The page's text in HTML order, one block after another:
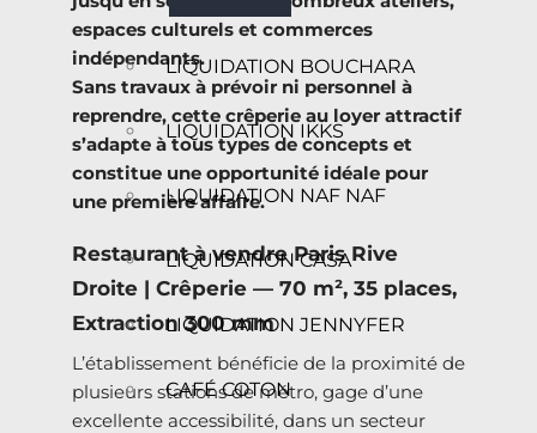
LIQUIDATION BOUCHARA
LIQUIDATION IKKS
LIQUIDATION NAF NAF
LIQUIDATION CASA
LIQUIDATION JENNYFER
CAFÉ COTON
espaces culturels et commerces
indépendants.
Sans travaux à prévoir ni personnel à
reprendre, cette crêperie au loyer attractif
s’adapte à tous types de concepts et
constitue une opportunité idéale pour
une première affaire.
Restaurant à vendre Paris Rive
Droite | Crêperie — 70 m², 35 places,
Extraction 300 mm
L’établissement bénéficie de la proximité de
plusieurs stations de métro, gage d’une
excellente accessibilité, dans un secteur